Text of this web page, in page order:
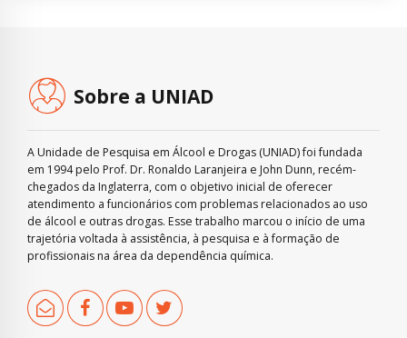
Sobre a UNIAD
A Unidade de Pesquisa em Álcool e Drogas (UNIAD) foi fundada
em 1994 pelo Prof. Dr. Ronaldo Laranjeira e John Dunn, recém-
chegados da Inglaterra, com o objetivo inicial de oferecer
atendimento a funcionários com problemas relacionados ao uso
de álcool e outras drogas. Esse trabalho marcou o início de uma
trajetória voltada à assistência, à pesquisa e à formação de
profissionais na área da dependência química.